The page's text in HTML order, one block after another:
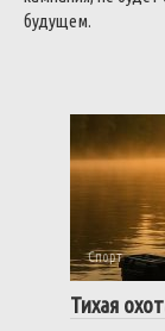
будущем.
Спорт
Тихая